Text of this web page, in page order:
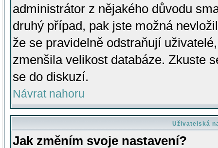
administrátor z nějakého důvodu
druhý případ, pak jste možná
že se pravidelně odstraňují
zmenšila velikost databáze. Zkuste
se do diskuzí.
Návrat nahoru
Uživatelská
Jak změním svoje nastavení?